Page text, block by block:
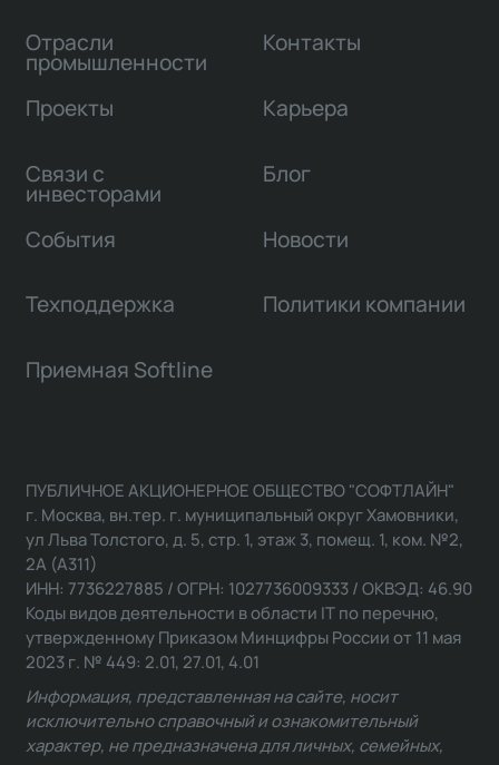
Отрасли
промышленности
Проекты
Связи с
инвесторами
Контакты
Карьера
Блог
События Новости
Техподдержка Политики компании
Приемная Softline
ПУБЛИЧНОЕ АКЦИОНЕРНОЕ ОБЩЕСТВО "СОФТЛАЙН"
г. Москва, вн.тер. г. муниципальный округ Хамовники,
ул Льва Толстого, д. 5, стр. 1, этаж 3, помещ. 1, ком. №2,
2А (А311)
ИНН: 7736227885 / ОГРН: 1027736009333 / ОКВЭД: 46.90
Коды видов деятельности в области IT по перечню,
утвержденному Приказом Минцифры России от 11 мая
2023 г. № 449: 2.01, 27.01, 4.01
Информация, представленная на сайте, носит
исключительно справочный и ознакомительный
характер, не предназначена для личных, семейных,